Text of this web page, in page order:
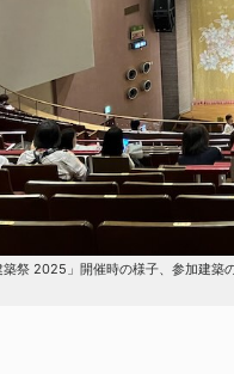
築祭 2025」開催時の様子、参加建